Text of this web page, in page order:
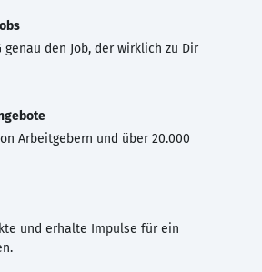
genau den Job, der wirklich zu Dir
Arbeitgebern und über 20.000
und erhalte Impulse für ein